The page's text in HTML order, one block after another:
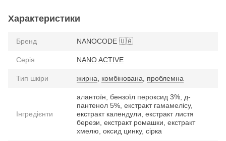
Характеристики
Бренд NANOCODE 🇺🇦
Серія NANO ACTIVE
Тип шкіри жирна комбінована проблемна
Інгредієнти
алантоїн, бензоїл пероксид 3%, д-
пантенол 5%, екстракт гамамелісу,
екстракт календули, екстракт листя
берези, екстракт ромашки, екстракт
хмелю, оксид цинку, сірка